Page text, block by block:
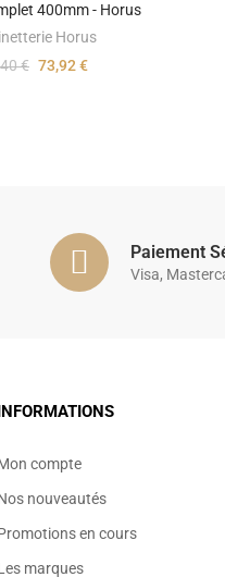
400mm - Horus
Horus
€ 73,92 €
Paiement
Visa,
compte
nouveautés
en cours
marques